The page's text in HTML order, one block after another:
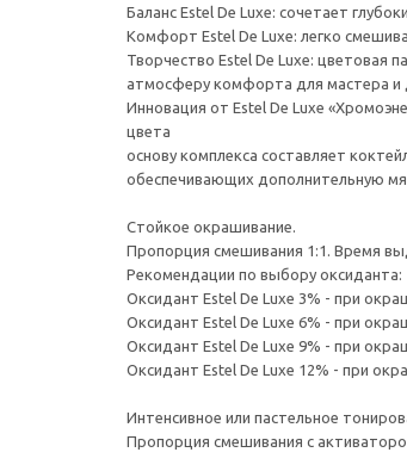
Баланс Estel De Luxe: сочетает
Комфорт Estel De Luxe: легко
Творчество Estel De Luxe: цветовая
атмосферу комфорта для мастера и
Инновация от Estel De Luxe
цвета
основу комплекса составляет
обеспечивающих дополнительную
Стойкое окрашивание.
Пропорция смешивания 1:1. Время
Рекомендации по выбору оксиданта:
Оксидант Estel De Luxe 3% - при
Оксидант Estel De Luxe 6% - при
Оксидант Estel De Luxe 9% - при
Оксидант Estel De Luxe 12% - при
Интенсивное или пастельное
Пропорция смешивания с